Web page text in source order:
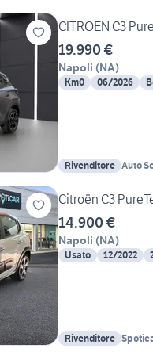
CITROEN C3
19.990 €
Napoli (NA)
Km0 06/2026
Rivenditore Auto
Citroën C3
14.900 €
Napoli (NA)
Usato 12/2022
Rivenditore